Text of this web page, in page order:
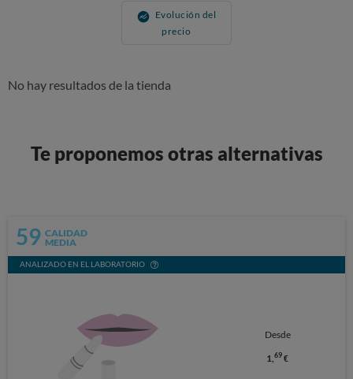
Evolución del
precio
No hay resultados de la tienda
Te proponemos otras alternativas
59 CALIDAD
MEDIA
ANALIZADO EN EL LABORATORIO
Desde
1,69 €